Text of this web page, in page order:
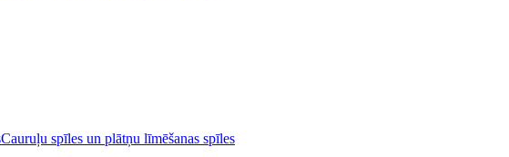
Cauruļu spīles un plātņu līmēšanas spīles